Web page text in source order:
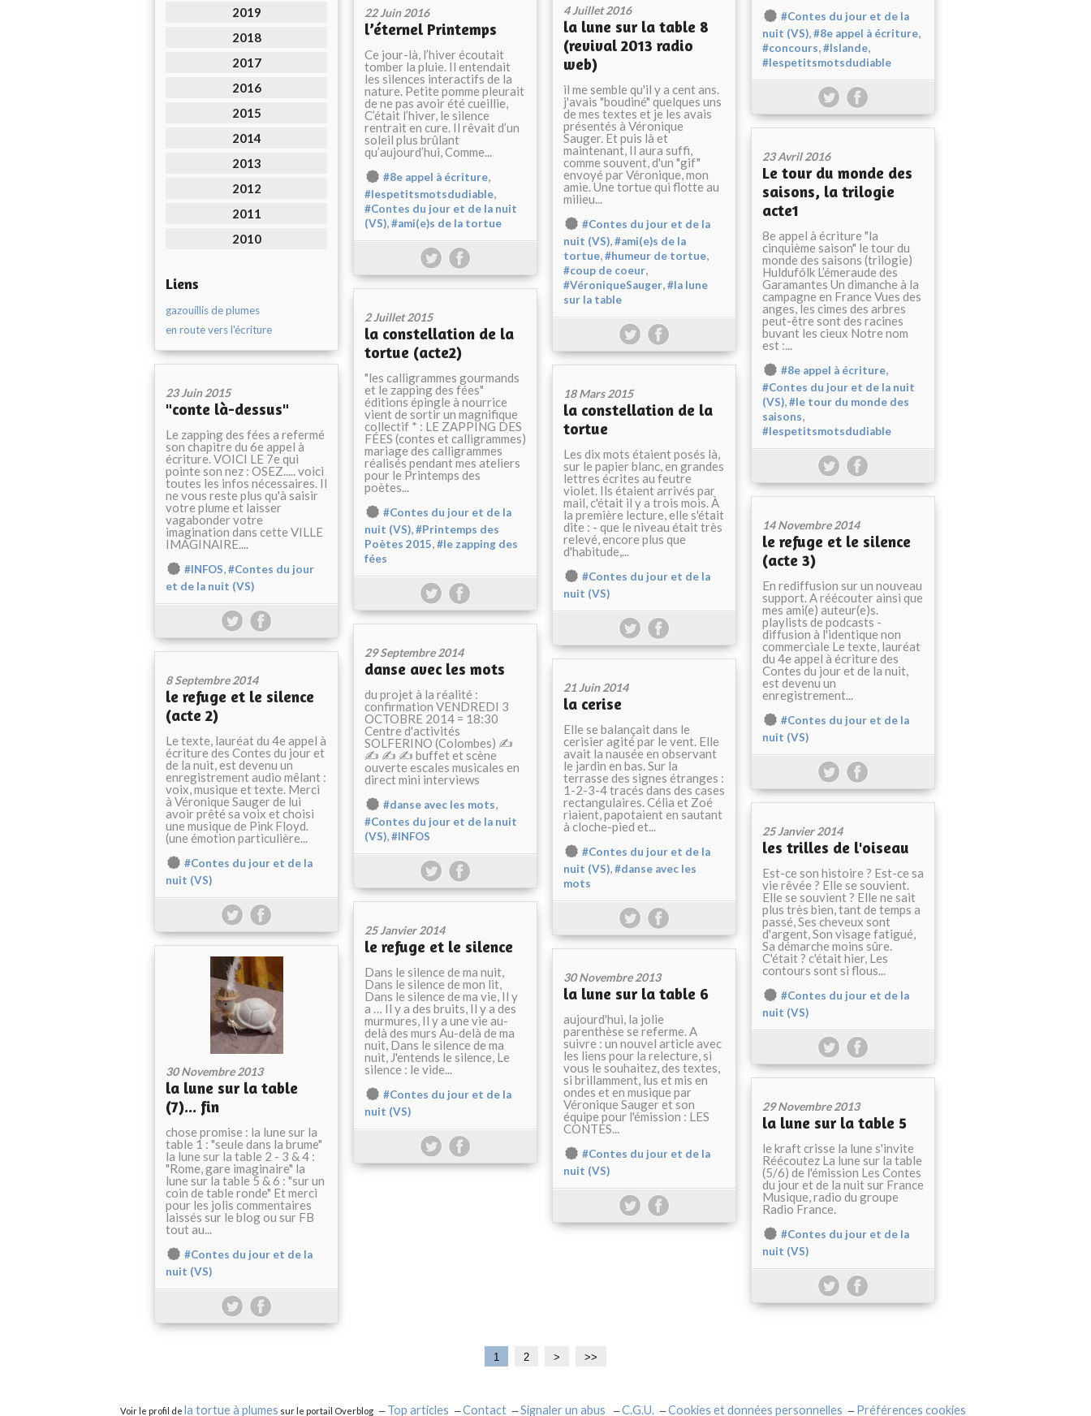
2019
2018
2017
2016
2015
2014
2013
2012
2011
2010
Liens
gazouillis de plumes
en route vers l'écriture
#Contes du jour et de la
nuit (VS),#8e appel à écriture,
#concours,#Islande,
#lespetitsmotsdudiable
4 Juillet 2016
la lune sur la table 8
(revival 2013 radio
web)
il me semble qu'il y a cent ans.
j'avais "boudiné" quelques uns
de mes textes et je les avais
présentés à Véronique
Sauger. Et puis là et
maintenant, Il aura suffi,
comme souvent, d'un "gif"
envoyé par Véronique, mon
amie. Une tortue qui flotte au
milieu...
#Contes du jour et de la
nuit (VS),#ami(e)s de la
tortue,#humeur de tortue,
#coup de coeur,
#VéroniqueSauger,#la lune
sur la table
22 Juin 2016
l’éternel Printemps
Ce jour-là, l’hiver écoutait
tomber la pluie. Il entendait
les silences interactifs de la
nature. Petite pomme pleurait
de ne pas avoir été cueillie,
C’était l’hiver, le silence
rentrait en cure. Il rêvait d’un
soleil plus brûlant
qu’aujourd’hui, Comme...
#8e appel à écriture,
#lespetitsmotsdudiable,
#Contes du jour et de la nuit
(VS),#ami(e)s de la tortue
23 Avril 2016
Le tour du monde des
saisons, la trilogie
acte1
8e appel à écriture "la
cinquième saison" le tour du
monde des saisons (trilogie)
Huldufólk L’émeraude des
Garamantes Un dimanche à la
campagne en France Vues des
anges, les cimes des arbres
peut-être sont des racines
buvant les cieux Notre nom
est :...
#8e appel à écriture,
#Contes du jour et de la nuit
(VS),#le tour du monde des
saisons,
#lespetitsmotsdudiable
2 Juillet 2015
la constellation de la
tortue (acte2)
"les calligrammes gourmands
et le zapping des fées"
éditions épingle à nourrice
vient de sortir un magnifique
collectif * : LE ZAPPING DES
FÉES (contes et calligrammes)
mariage des calligrammes
réalisés pendant mes ateliers
pour le Printemps des
poètes...
#Contes du jour et de la
nuit (VS),#Printemps des
Poètes 2015,#le zapping des
fées
23 Juin 2015
"conte là-dessus"
Le zapping des fées a refermé
son chapitre du 6e appel à
écriture. VOICI LE 7e qui
pointe son nez : OSEZ..... voici
toutes les infos nécessaires. Il
ne vous reste plus qu'à saisir
votre plume et laisser
vagabonder votre
imagination dans cette VILLE
IMAGINAIRE....
#INFOS,#Contes du jour
et de la nuit (VS)
18 Mars 2015
la constellation de la
tortue
Les dix mots étaient posés là,
sur le papier blanc, en grandes
lettres écrites au feutre
violet. Ils étaient arrivés par
mail, c'était il y a trois mois. À
la première lecture, elle s'était
dite : - que le niveau était très
relevé, encore plus que
d'habitude,...
#Contes du jour et de la
nuit (VS)
14 Novembre 2014
le refuge et le silence
(acte 3)
En rediffusion sur un nouveau
support. A réécouter ainsi que
mes ami(e) auteur(e)s.
playlists de podcasts -
diffusion à l'identique non
commerciale Le texte, lauréat
du 4e appel à écriture des
Contes du jour et de la nuit,
est devenu un
enregistrement...
#Contes du jour et de la
nuit (VS)
29 Septembre 2014
danse avec les mots
du projet à la réalité :
confirmation VENDREDI 3
OCTOBRE 2014 = 18:30
Centre d'activités
SOLFERINO (Colombes) ✍
✍ ✍ ✍ buffet et scène
ouverte escales musicales en
direct mini interviews
#danse avec les mots,
#Contes du jour et de la nuit
(VS),#INFOS
8 Septembre 2014
le refuge et le silence
(acte 2)
Le texte, lauréat du 4e appel à
écriture des Contes du jour et
de la nuit, est devenu un
enregistrement audio mêlant :
voix, musique et texte. Merci
à Véronique Sauger de lui
avoir prêté sa voix et choisi
une musique de Pink Floyd.
(une émotion particulière...
#Contes du jour et de la
nuit (VS)
21 Juin 2014
la cerise
Elle se balançait dans le
cerisier agité par le vent. Elle
avait la nausée en observant
le jardin en bas. Sur la
terrasse des signes étranges :
1-2-3-4 tracés dans des cases
rectangulaires. Célia et Zoé
riaient, papotaient en sautant
à cloche-pied et...
#Contes du jour et de la
nuit (VS),#danse avec les
mots
25 Janvier 2014
les trilles de l'oiseau
Est-ce son histoire ? Est-ce sa
vie rêvée ? Elle se souvient.
Elle se souvient ? Elle ne sait
plus très bien, tant de temps a
passé, Ses cheveux sont
d'argent, Son visage fatigué,
Sa démarche moins sûre.
C'était ? c'était hier, Les
contours sont si flous...
#Contes du jour et de la
nuit (VS)
25 Janvier 2014
le refuge et le silence
Dans le silence de ma nuit,
Dans le silence de mon lit,
Dans le silence de ma vie, Il y
a … Il y a des bruits, Il y a des
murmures, Il y a une vie au-
delà des murs Au-delà de ma
nuit, Dans le silence de ma
nuit, J'entends le silence, Le
silence : le vide...
#Contes du jour et de la
nuit (VS)
30 Novembre 2013
la lune sur la table
(7)... fin
chose promise : la lune sur la
table 1 : "seule dans la brume"
la lune sur la table 2 - 3 & 4 :
"Rome, gare imaginaire" la
lune sur la table 5 & 6 : "sur un
coin de table ronde" Et merci
pour les jolis commentaires
laissés sur le blog ou sur FB
tout au...
#Contes du jour et de la
nuit (VS)
30 Novembre 2013
la lune sur la table 6
aujourd'hui, la jolie
parenthèse se referme. A
suivre : un nouvel article avec
les liens pour la relecture, si
vous le souhaitez, des textes,
si brillamment, lus et mis en
ondes et en musique par
Véronique Sauger et son
équipe pour l'émission : LES
CONTES...
#Contes du jour et de la
nuit (VS)
29 Novembre 2013
la lune sur la table 5
le kraft crisse la lune s'invite
Réécoutez La lune sur la table
(5/6) de l'émission Les Contes
du jour et de la nuit sur France
Musique, radio du groupe
Radio France.
#Contes du jour et de la
nuit (VS)
1 2 > >>
Voir le profil de la tortue à plumes sur le portail Overblog Top articles Contact Signaler un abus C.G.U. Cookies et données personnelles Préférences cookies